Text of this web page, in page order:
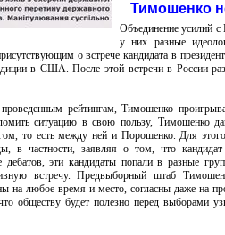
Тимошенко
Объединение усилий
у них разные
о встрече кандидата в
в США. После этой встречи в России
проведенным рейтингам, Тимошенко
ситуацию в свою пользу, Тимошенко
то есть между ней и Порошенко. Для
в частности, заявляя о том, что
дебатов, эти кандидаты попали в разные
встречу. Предвыборный штаб
на любое время и место, согласны даже на
обществу будет полезно перед выборами